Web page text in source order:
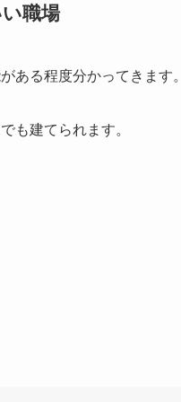
職場
ある程度分かってきます。
も建てられます。